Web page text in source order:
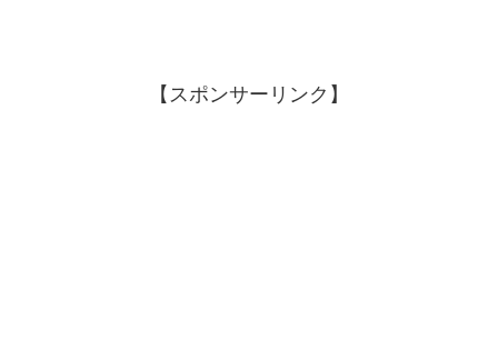
【スポンサーリンク】